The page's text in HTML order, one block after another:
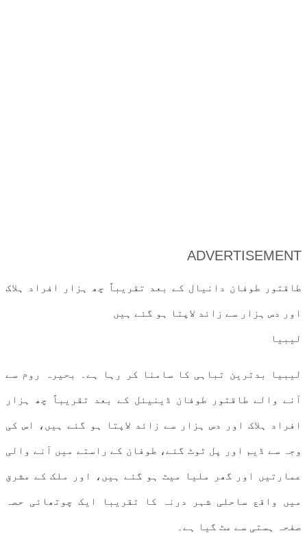
ADVERTISEMENT
طاقتور طوفان دانیال کے بعد تقریباً چھ ہزار افراد ہلاک
اور دس ہزار سے زائد لاپتا ہو گئے ہیں
ليبيا
لیبیا بدترین تباہی کا سامنا کر رہا ہے۔ بحیرہ روم سے
آنے والے طاقتور طوفان ڈینیئل کے بعد تقریباً چھ ہزار
افراد ہلاک اور دس ہزار سے زائد لاپتا ہو گئے ہیں، اس کی
وجہ سے ڈیم اور پل ٹوٹ گئے، طوفان کے راستے میں آنے والی
عمارتیں اور گھر ملیا میٹ ہو گئے ہیں، اور ملک کے مشرق
میں واقع ساحلی شہر درنہ کا تقریبا ایک چوتھائی حصہ
صفحہ ہستی سے مٹ گیا ہے۔